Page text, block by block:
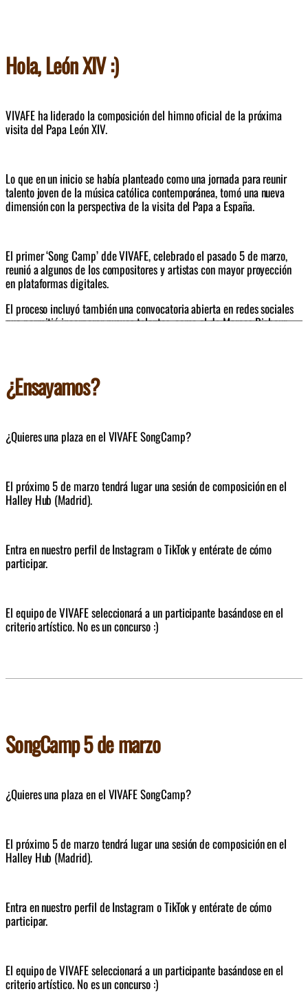
Hola, León XIV :)
VIVAFE ha liderado la composición del himno oficial de la próxima
visita del Papa León XIV.
Lo que en un inicio se había planteado como una jornada para reunir
talento joven de la música católica contemporánea, tomó una nueva
dimensión con la perspectiva de la visita del Papa a España.
El primer ‘Song Camp’ dde VIVAFE, celebrado el pasado 5 de marzo,
reunió a algunos de los compositores y artistas con mayor proyección
en plataformas digitales.
El proceso incluyó también una convocatoria abierta en redes sociales
que permitió incorporar nuevos talentos, como el de Marcos Ricbour,
¿Ensayamos?
¿Quieres una plaza en el VIVAFE SongCamp?
El próximo 5 de marzo tendrá lugar una sesión de composición en el
Halley Hub (Madrid).
Entra en nuestro perfil de Instagram o TikTok y entérate de cómo
participar.
El equipo de VIVAFE seleccionará a un participante basándose en el
criterio artístico. No es un concurso :)
SongCamp 5 de marzo
¿Quieres una plaza en el VIVAFE SongCamp?
El próximo 5 de marzo tendrá lugar una sesión de composición en el
Halley Hub (Madrid).
Entra en nuestro perfil de Instagram o TikTok y entérate de cómo
participar.
El equipo de VIVAFE seleccionará a un participante basándose en el
criterio artístico. No es un concurso :)